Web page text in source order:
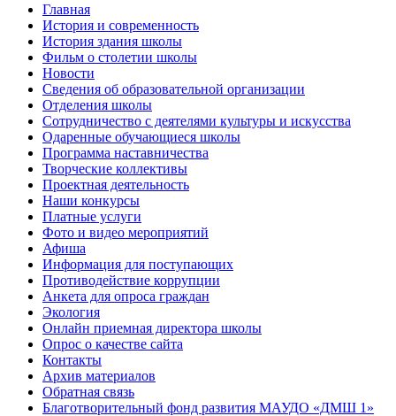
Главная
История и современность
История здания школы
Фильм о столетии школы
Новости
Сведения об образовательной организации
Отделения школы
Сотрудничество с деятелями культуры и искусства
Одаренные обучающиеся школы
Программа наставничества
Творческие коллективы
Проектная деятельность
Наши конкурсы
Платные услуги
Фото и видео мероприятий
Афиша
Информация для поступающих
Противодействие коррупции
Анкета для опроса граждан
Экология
Онлайн приемная директора школы
Опрос о качестве сайта
Контакты
Архив материалов
Обратная связь
Благотворительный фонд развития МАУДО «ДМШ 1»